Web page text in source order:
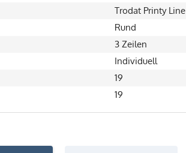
Trodat Printy Line
Rund
3 Zeilen
Individuell
19
19